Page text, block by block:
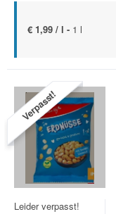
€ 1,99 / l - 1 l
Verpasst!
Leider verpasst!